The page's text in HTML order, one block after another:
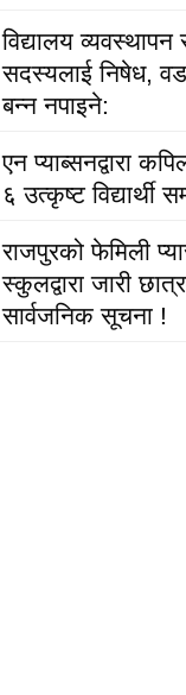
विद्यालय
सदस्यलाई निषेध,
बन्न नपाइने:
एन प्याब्सनद्वारा
६ उत्कृष्ट विद्यार्थी
राजपुरको फेमिली
स्कुलद्वारा जारी
सार्वजनिक सूचना !